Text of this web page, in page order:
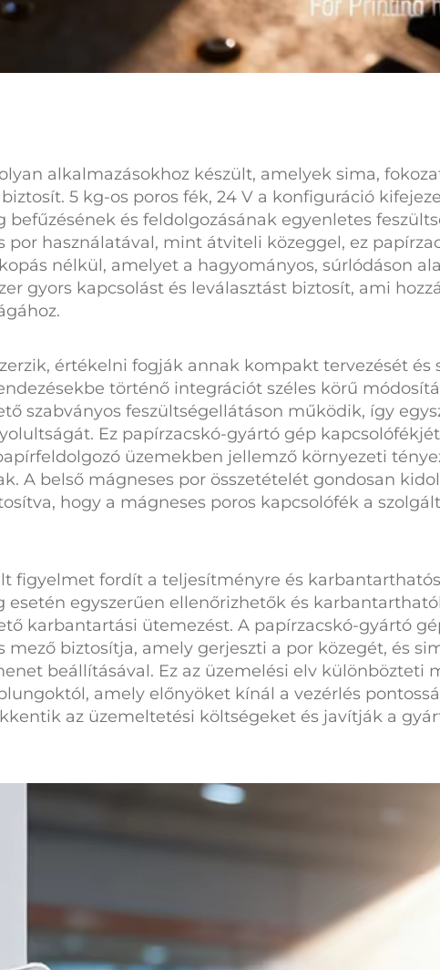
alkalmazásokhoz készült, amelyek sima,
5 kg-os poros fék, 24 V a konfiguráció
és feldolgozásának egyenletes
használatával, mint átviteli közeggel, ez
nélkül, amelyet a hagyományos, súrlódáson
gyors kapcsolást és leválasztást biztosít, ami
értékelni fogják annak kompakt tervezését és
történő integrációt széles körű
szabványos feszültségellátáson működik, így
Ez papírzacskó-gyártó gép kapcsolófékjét
üzemekben jellemző környezeti
A belső mágneses por összetételét gondosan
hogy a mágneses poros kapcsolófék a
figyelmet fordít a teljesítményre és
egyszerűen ellenőrizhetők és
karbantartási ütemezést. A papírzacskó-gyártó
biztosítja, amely gerjeszti a por közegét, és
beállításával. Ez az üzemelési elv különbözteti
amely előnyöket kínál a vezérlés
az üzemeltetési költségeket és javítják a